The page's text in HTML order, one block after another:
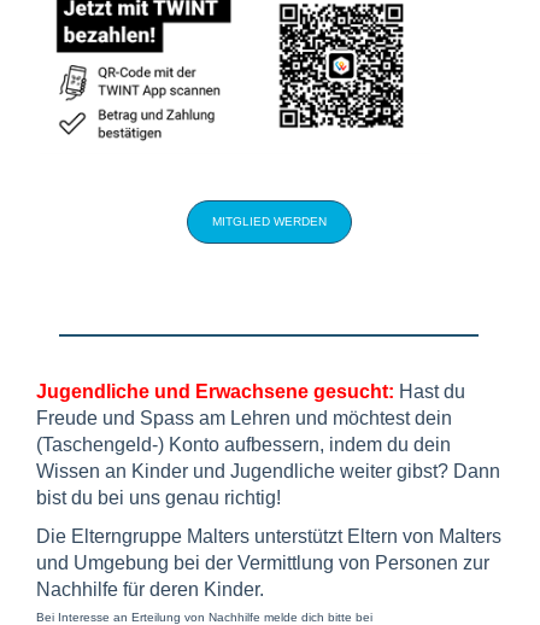
MITGLIED WERDEN
Jugendliche und Erwachsene gesucht: Hast du
Freude und Spass am Lehren und möchtest dein
(Taschengeld-) Konto aufbessern, indem du dein
Wissen an Kinder und Jugendliche weiter gibst? Dann
bist du bei uns genau richtig!
Die Elterngruppe Malters unterstützt Eltern von Malters
und Umgebung bei der Vermittlung von Personen zur
Nachhilfe für deren Kinder.
Bei Interesse an Erteilung von Nachhilfe melde dich bitte bei